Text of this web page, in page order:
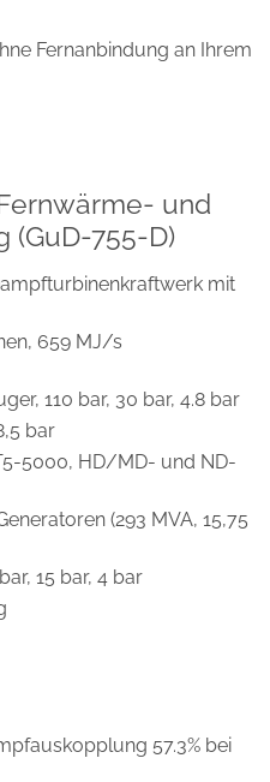
Fernanbindung an Ihrem
und
(GuD-755-D)
mit
659 MJ/s
110 bar, 30 bar, 4.8 bar
bar
5000, HD/MD- und ND-
(293 MVA, 15,75
15 bar, 4 bar
57.3% bei